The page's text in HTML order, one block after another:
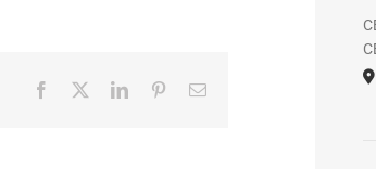
Facebook LinkedInPinterestEmail